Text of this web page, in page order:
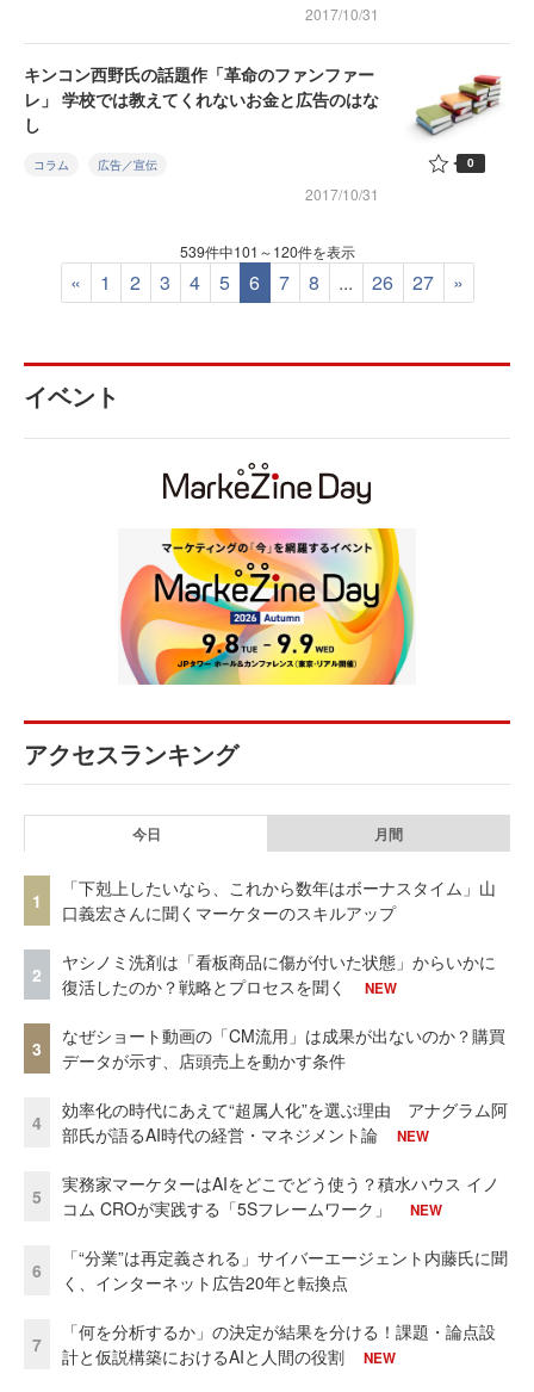
2017/10/31
キンコン西野氏の話題作「革命のファンファー
レ」 学校では教えてくれないお金と広告のはな
し
コラム 広告／宣伝
2017/10/31
0
539件中101～120件を表示
« 1 2 3 4 5 6 7 8 ... 26 27 »
イベント
アクセスランキング
今日 月間
1
「下剋上したいなら、これから数年はボーナスタイム」山
口義宏さんに聞くマーケターのスキルアップ
2
ヤシノミ洗剤は「看板商品に傷が付いた状態」からいかに
復活したのか？戦略とプロセスを聞く
NEW
3
なぜショート動画の「CM流用」は成果が出ないのか？購買
データが示す、店頭売上を動かす条件
4
効率化の時代にあえて“超属人化”を選ぶ理由 アナグラム阿
部氏が語るAI時代の経営・マネジメント論
NEW
5
実務家マーケターはAIをどこでどう使う？積水ハウス イノ
コム CROが実践する「5Sフレームワーク」
NEW
6
「“分業”は再定義される」サイバーエージェント内藤氏に聞
く、インターネット広告20年と転換点
7
「何を分析するか」の決定が結果を分ける！課題・論点設
計と仮説構築におけるAIと人間の役割
NEW